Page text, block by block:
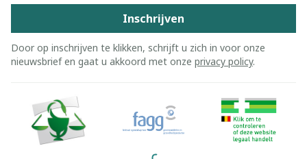
Inschrijven
Door op inschrijven te klikken, schrijft u zich in voor onze
nieuwsbrief en gaat u akkoord met onze privacy policy.